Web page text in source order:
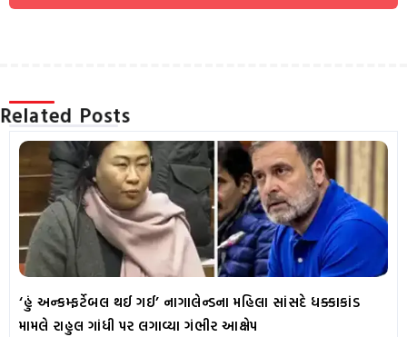
Related Posts
‘હું અન્કમ્ફર્ટેબલ થઈ ગઈ’ નાગાલેન્ડના મહિલા સાંસદે ધક્કાકાંડ
મામલે રાહુલ ગાંધી પર લગાવ્યા ગંભીર આક્ષેપ